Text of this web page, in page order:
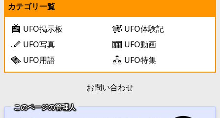
カテゴリ一覧
UFO掲示板
UFO体験記
UFO写真
UFO動画
UFO用語
UFO特集
お問い合わせ
このページの管理人